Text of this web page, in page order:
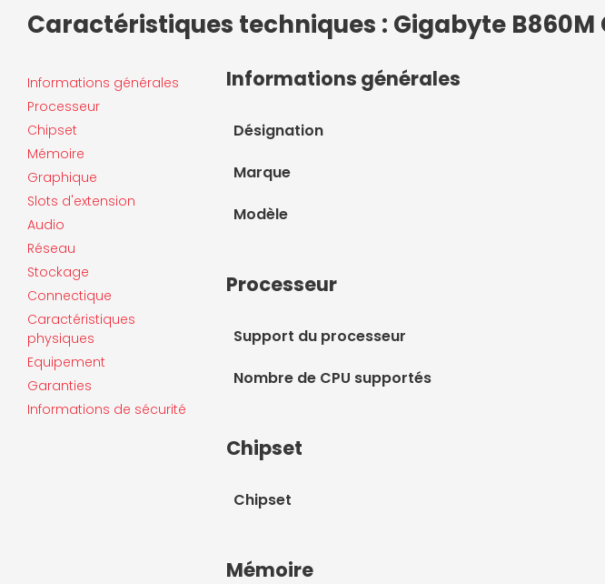
Caractéristiques techniques : Gigabyte B860M
Informations générales
Processeur
Chipset
Mémoire
Graphique
Slots d'extension
Audio
Réseau
Stockage
Connectique
Caractéristiques
physiques
Equipement
Garanties
Informations de sécurité
Informations générales
Désignation
Marque
Modèle
Processeur
Support du processeur
Nombre de CPU supportés
Chipset
Chipset
Mémoire